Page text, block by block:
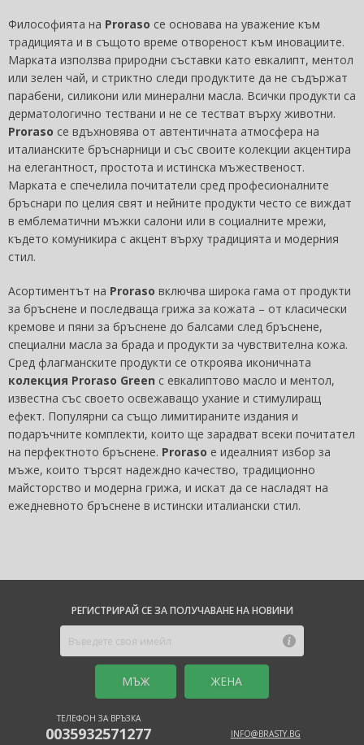
Философията на Proraso се основава на уважение към
традицията и в същото време отвореност към иновациите.
Марката използва природни съставки като евкалипт, ментол
или зелен чай, и стриктно следи продуктите да не съдържат
парабени, силикони или минерални масла. Всички продукти са
дерматологично тествани и не се тестват върху животни.
Proraso се вдъхновява от автентичната атмосфера на
италианските бръснарници и със своите колекции акцентира
на елегантност, простота и истинска мъжественост.
Марката е спечелила почитатели сред професионалните
бръснари по целия свят и нейните продукти често се виждат
в емблематични мъжки салони или в социалните мрежи,
където комуникира с акцент върху традицията и модерния
стил.
Асортиментът на Proraso включва широка гама от продукти
за бръснене и последваща грижа за кожата – от класически
кремове и пяни за бръснене до балсами след бръснене,
специални масла за брада и продукти за чувствителна кожа.
Сред флагманските продукти се откроява иконичната
колекция Proraso Green с евкалиптово масло и ментол,
известна със своето освежаващо ухание и стимулиращ
ефект. Популярни са също лимитираните издания и
подаръчните комплекти, които ще зарадват всеки почитател
на перфектното бръснене. Proraso е идеалният избор за
мъже, които търсят надеждно качество, традиционно
майсторство и модерна грижа, и искат да се насладят на
ежедневното бръснене в истински италиански стил.
РЕГИСТРИРАЙ СЕ ЗА ПОЛУЧАВАНЕ НА НОВИНИ
MЪЖ ЖЕНА
ТЕЛЕФОН ЗА ВРЪЗКА
0035932571277 INFO@BRASTY.BG